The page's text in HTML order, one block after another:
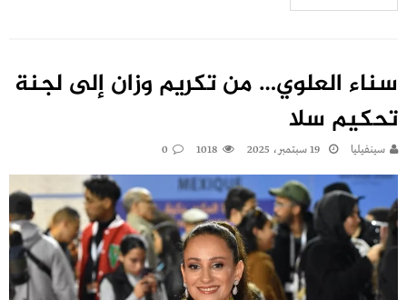
سناء العلوي… من تكريم وزان إلى لجنة
تحكيم سلا
سينفيليا 19 سبتمبر، 2025 1018
0